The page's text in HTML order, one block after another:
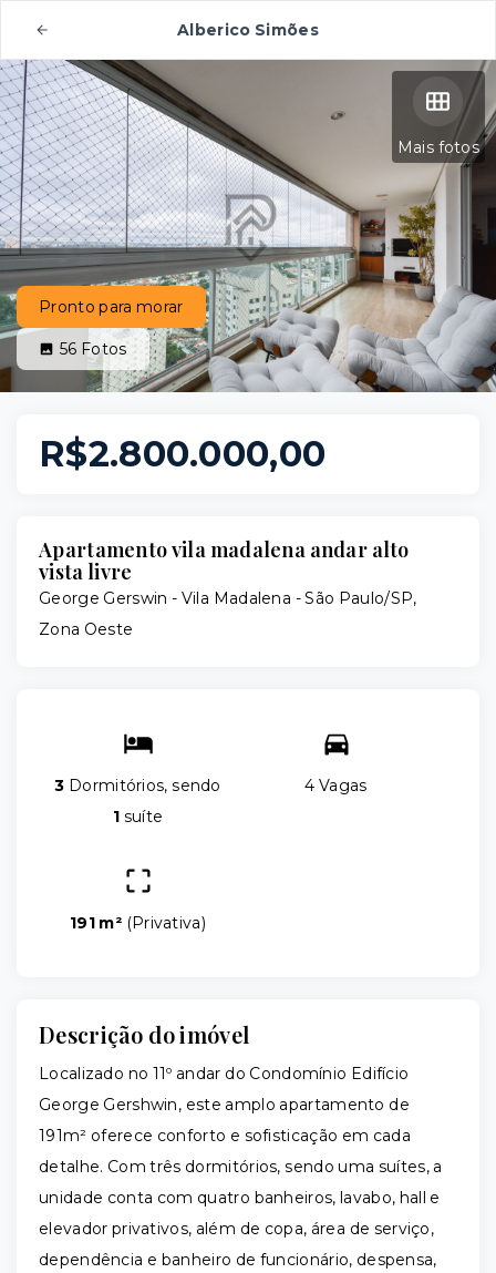
Alberico Simões
Mais fotos
Pronto para morar
56 Fotos
R$2.800.000,00
Apartamento vila madalena andar alto
vista livre
George Gerswin - Vila Madalena - São Paulo/SP,
Zona Oeste
3 Dormitórios, sendo
1 suíte
4 Vagas
191 m² (Privativa)
Descrição do imóvel
Localizado no 11º andar do Condomínio Edifício
George Gershwin, este amplo apartamento de
191m² oferece conforto e sofisticação em cada
detalhe. Com três dormitórios, sendo uma suítes, a
unidade conta com quatro banheiros, lavabo, hall e
elevador privativos, além de copa, área de serviço,
dependência e banheiro de funcionário, despensa,